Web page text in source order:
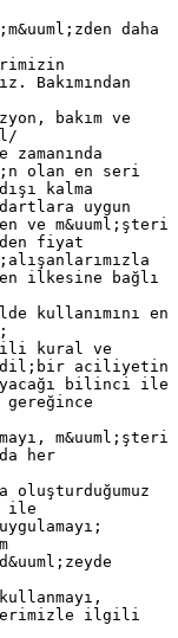
daha
Bakımından
bakım ve
olan en seri
kalma
uygun
ve m&uuml;şteri
fiyat
ilkesine bağlı
kullanımını en
kural ve
aciliyetin
bilinci ile
m&uuml;şteri
her
oluşturduğumuz
ile
ilgili